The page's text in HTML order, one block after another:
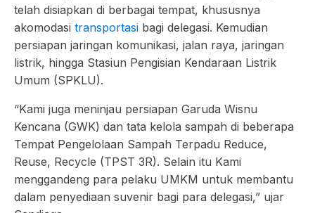
telah disiapkan di berbagai tempat, khususnya
akomodasi transportasi bagi delegasi. Kemudian
persiapan jaringan komunikasi, jalan raya, jaringan
listrik, hingga Stasiun Pengisian Kendaraan Listrik
Umum (SPKLU).
“Kami juga meninjau persiapan Garuda Wisnu
Kencana (GWK) dan tata kelola sampah di beberapa
Tempat Pengelolaan Sampah Terpadu Reduce,
Reuse, Recycle (TPST 3R). Selain itu Kami
menggandeng para pelaku UMKM untuk membantu
dalam penyediaan suvenir bagi para delegasi,” ujar